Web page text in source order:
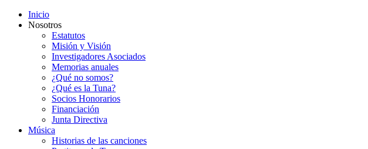
Inicio
Nosotros
Estatutos
Misión y Visión
Investigadores Asociados
Memorias anuales
¿Qué no somos?
¿Qué es la Tuna?
Socios Honorarios
Financiación
Junta Directiva
Música
Historias de las canciones